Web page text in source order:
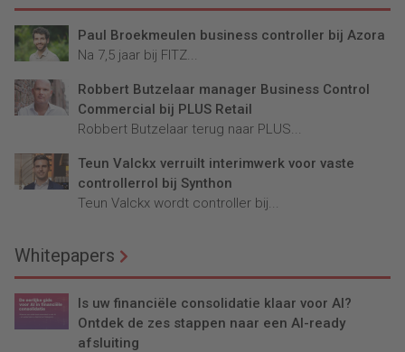
Paul Broekmeulen business controller bij Azora
Na 7,5 jaar bij FITZ...
Robbert Butzelaar manager Business Control
Commercial bij PLUS Retail
Robbert Butzelaar terug naar PLUS...
Teun Valckx verruilt interimwerk voor vaste
controllerrol bij Synthon
Teun Valckx wordt controller bij...
Whitepapers
Is uw financiële consolidatie klaar voor AI?
Ontdek de zes stappen naar een AI-ready
afsluiting